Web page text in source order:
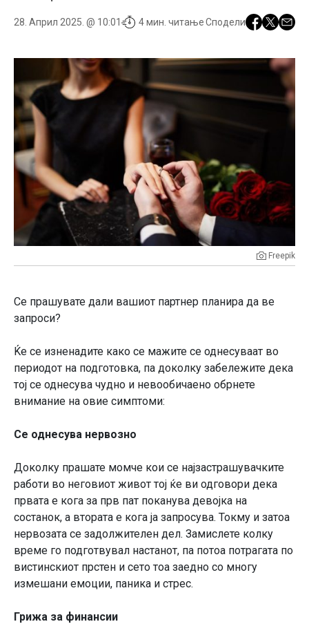
28. Април 2025. @ 10:01 4 мин. читањеСподели
Freepik
Се прашувате дали вашиот партнер планира да ве
запроси?
Ќе се изненадите како се мажите се однесуваат во
периодот на подготовка, па доколку забележите дека
тој се однесува чудно и невообичаено обрнете
внимание на овие симптоми:
Се однесува нервозно
Доколку прашате момче кои се најзастрашувачките
работи во неговиот живот тој ќе ви одговори дека
првата е кога за прв пат поканува девојка на
состанок, а втората е кога ја запросува. Токму и затоа
нервозата се задолжителен дел. Замислете колку
време го подготвувал настанот, па потоа потрагата по
вистинскиот прстен и сето тоа заедно со многу
измешани емоции, паника и стрес.
Грижа за финансии